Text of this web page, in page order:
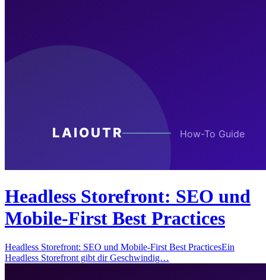
Headless Storefront: SEO und
Mobile-First Best Practices
Headless Storefront: SEO und Mobile-First Best PracticesEin
Headless Storefront gibt dir Geschwindig…